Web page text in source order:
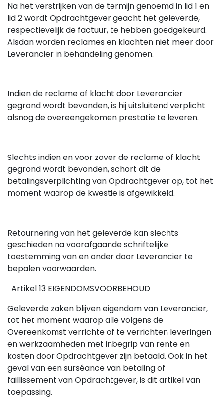
Na het verstrijken van de termijn genoemd in lid 1 en
lid 2 wordt Opdrachtgever geacht het geleverde,
respectievelijk de factuur, te hebben goedgekeurd.
Alsdan worden reclames en klachten niet meer door
Leverancier in behandeling genomen.
Indien de reclame of klacht door Leverancier
gegrond wordt bevonden, is hij uitsluitend verplicht
alsnog de overeengekomen prestatie te leveren.
Slechts indien en voor zover de reclame of klacht
gegrond wordt bevonden, schort dit de
betalingsverplichting van Opdrachtgever op, tot het
moment waarop de kwestie is afgewikkeld.
Retournering van het geleverde kan slechts
geschieden na voorafgaande schriftelijke
toestemming van en onder door Leverancier te
bepalen voorwaarden.
Artikel 13 EIGENDOMSVOORBEHOUD
Geleverde zaken blijven eigendom van Leverancier,
tot het moment waarop alle volgens de
Overeenkomst verrichte of te verrichten leveringen
en werkzaamheden met inbegrip van rente en
kosten door Opdrachtgever zijn betaald. Ook in het
geval van een surséance van betaling of
faillissement van Opdrachtgever, is dit artikel van
toepassing.